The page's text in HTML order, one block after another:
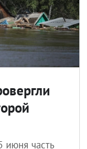
июня часть